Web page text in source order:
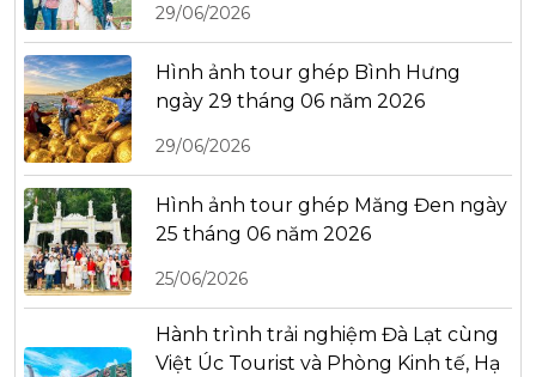
29/06/2026
Hình ảnh tour ghép Bình Hưng
ngày 29 tháng 06 năm 2026
29/06/2026
Hình ảnh tour ghép Măng Đen ngày
25 tháng 06 năm 2026
25/06/2026
Hành trình trải nghiệm Đà Lạt cùng
Việt Úc Tourist và Phòng Kinh tế, Hạ